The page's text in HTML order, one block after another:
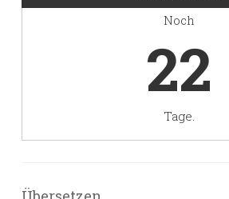
Noch
22
Tage.